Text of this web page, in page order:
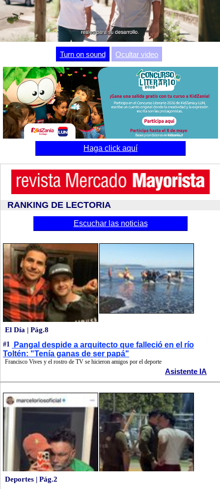
Video
Turn on sound Ocultar video
Haga click aquí
RANKING DE LECTORIA
Escuchar las noticias
El Día | Pág.8
#1
Pangal despide a arquitecto que falleció en el río
Toltén: "Tenía ganas de ser papá"
Francisco Vives y el rostro de TV se hicieron amigos por el deporte
Asistente IA
Deportes | Pág.2